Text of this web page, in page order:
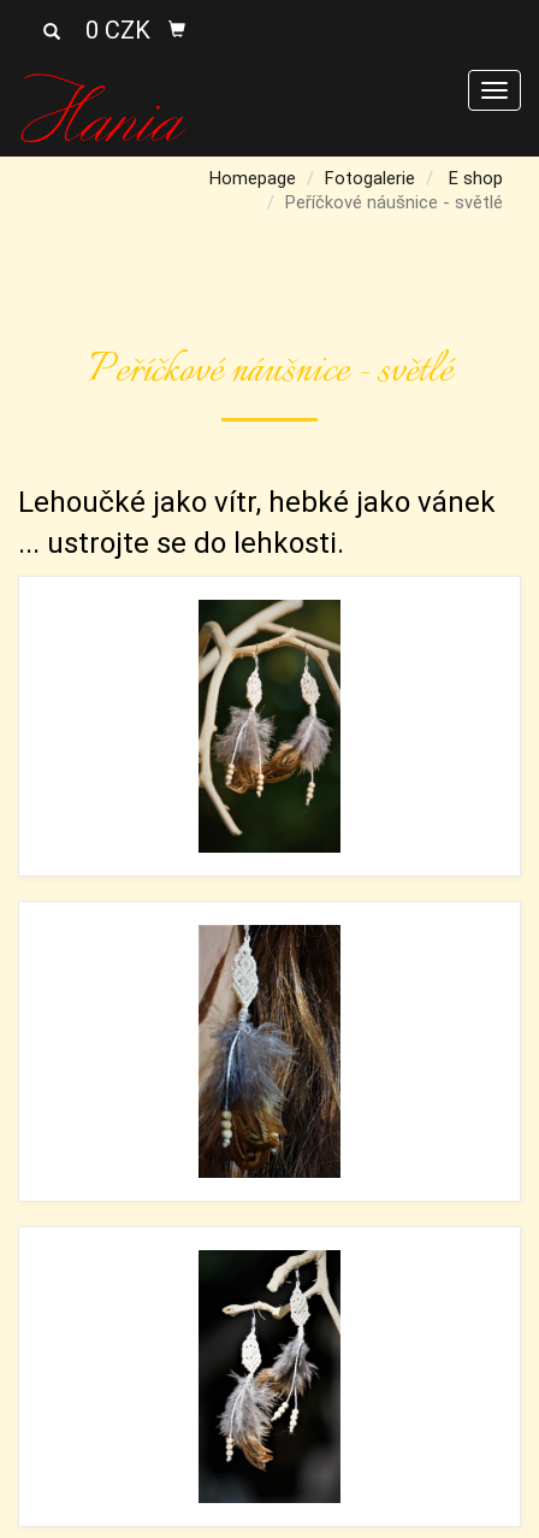
0 CZK
Homepage Fotogalerie
E shop
Peříčkové náušnice - světlé
Peříčkové náušnice - světlé
Lehoučké jako vítr, hebké jako vánek
... ustrojte se do lehkosti.